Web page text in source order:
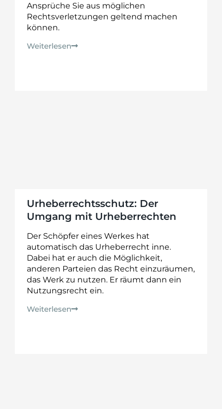
Ansprüche Sie aus möglichen
Rechtsverletzungen geltend machen
können.
Weiterlesen
Urheberrechtsschutz: Der
Umgang mit Urheberrechten
Der Schöpfer eines Werkes hat
automatisch das Urheberrecht inne.
Dabei hat er auch die Möglichkeit,
anderen Parteien das Recht einzuräumen,
das Werk zu nutzen. Er räumt dann ein
Nutzungsrecht ein.
Weiterlesen